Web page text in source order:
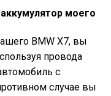
моего
BMW X7, вы
провода
с
случае вы